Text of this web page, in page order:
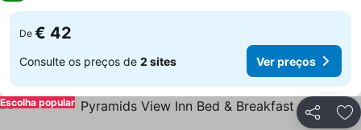
De € 42
Consulte os preços de 2 sites Ver preços
Partilhar
Escolha popular